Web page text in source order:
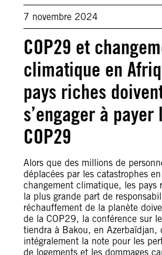
7 novembre 2024
COP29 et
climatique en
pays riches
s’engager à
COP29
Alors que des millions de
déplacées par les catastrophes
changement climatique, les pays
la plus grande part de
réchauffement de la planète
de la COP29, la conférence sur
tiendra à Bakou, en Azerbaïdjan,
intégralement la note pour les
de logements et les dommages